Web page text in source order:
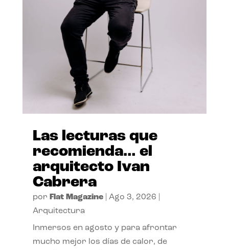
Las lecturas que
recomienda… el
arquitecto Ivan
Cabrera
por Flat Magazine| Ago 3, 2026
Arquitectura
Inmersos en agosto y para afrontar
mucho mejor los días de calor, de